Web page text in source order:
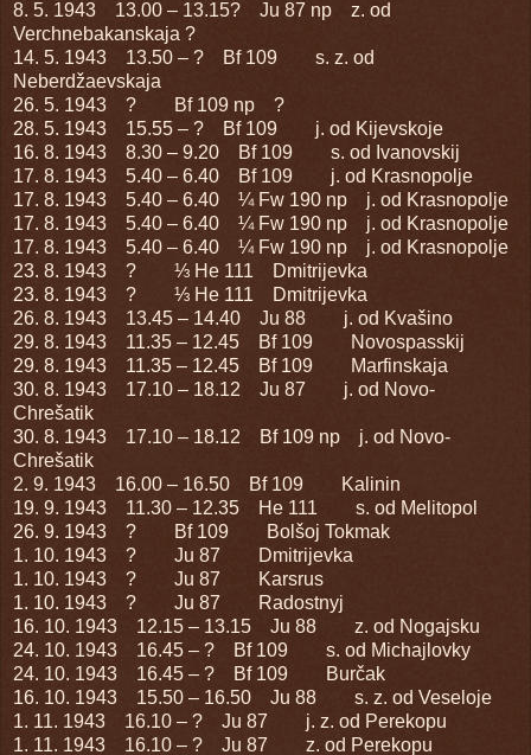
8. 5. 1943 13.00 – 13.15? Ju 87 np z. od
Verchnebakanskaja ?
14. 5. 1943 13.50 – ? Bf 109 s. z. od
Neberdžaevskaja
26. 5. 1943 ? Bf 109 np ?
28. 5. 1943 15.55 – ? Bf 109 j. od Kijevskoje
16. 8. 1943 8.30 – 9.20 Bf 109 s. od Ivanovskij
17. 8. 1943 5.40 – 6.40 Bf 109 j. od Krasnopolje
17. 8. 1943 5.40 – 6.40 ¼ Fw 190 np j. od Krasnopolje
17. 8. 1943 5.40 – 6.40 ¼ Fw 190 np j. od Krasnopolje
17. 8. 1943 5.40 – 6.40 ¼ Fw 190 np j. od Krasnopolje
23. 8. 1943 ? ⅓ He 111 Dmitrijevka
23. 8. 1943 ? ⅓ He 111 Dmitrijevka
26. 8. 1943 13.45 – 14.40 Ju 88 j. od Kvašino
29. 8. 1943 11.35 – 12.45 Bf 109 Novospasskij
29. 8. 1943 11.35 – 12.45 Bf 109 Marfinskaja
30. 8. 1943 17.10 – 18.12 Ju 87 j. od Novo-
Chrešatik
30. 8. 1943 17.10 – 18.12 Bf 109 np j. od Novo-
Chrešatik
2. 9. 1943 16.00 – 16.50 Bf 109 Kalinin
19. 9. 1943 11.30 – 12.35 He 111 s. od Melitopol
26. 9. 1943 ? Bf 109 Bolšoj Tokmak
1. 10. 1943 ? Ju 87 Dmitrijevka
1. 10. 1943 ? Ju 87 Karsrus
1. 10. 1943 ? Ju 87 Radostnyj
16. 10. 1943 12.15 – 13.15 Ju 88 z. od Nogajsku
24. 10. 1943 16.45 – ? Bf 109 s. od Michajlovky
24. 10. 1943 16.45 – ? Bf 109 Burčak
16. 10. 1943 15.50 – 16.50 Ju 88 s. z. od Veseloje
1. 11. 1943 16.10 – ? Ju 87 j. z. od Perekopu
1. 11. 1943 16.10 – ? Ju 87 z. od Perekopu